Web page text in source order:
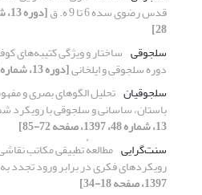
قدس رضوی سده 6 تا 9 ه. ق
28]
سلجوقی ساختار و ویژگی‌ کتیبه‌های
دوره سلجوقی و ایلخانی[دوره 13، شماره 46، 1397، صفحه 16-27]
سلجوقیان تحلیل الگوهای بصری و
باستان، ساسانی و سلجوقی با رویکرد
13، شماره 48، 1397، صفحه 72-85]
سنت‌گرایی مطالعهٔ تطبیقی مکاتب
رویکردهای فکری در برابر ورود تجدد به
1397، صفحه 18-34]